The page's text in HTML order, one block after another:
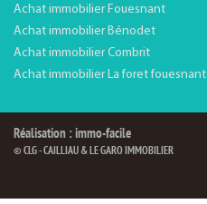
Achat immobilier Fouesnant
Achat immobilier Bénodet
Achat immobilier Combrit
Achat immobilier La foret fouesnant
Réalisation : immo-facile
© CLG - CAILLIAU & LE GARO IMMOBILIER